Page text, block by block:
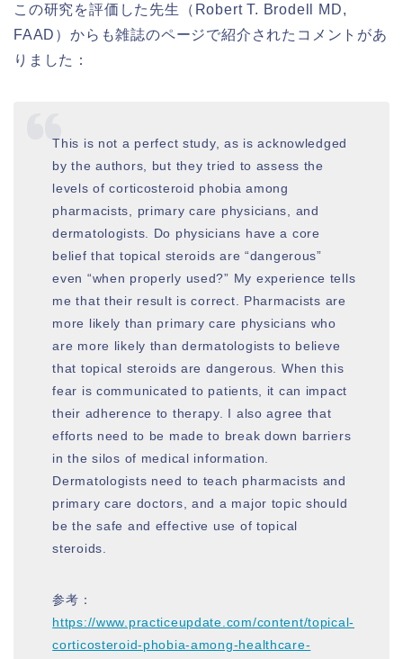
この研究を評価した先生（Robert T. Brodell MD,
FAAD）からも雑誌のページで紹介されたコメントがあ
りました：
This is not a perfect study, as is acknowledged
by the authors, but they tried to assess the
levels of corticosteroid phobia among
pharmacists, primary care physicians, and
dermatologists. Do physicians have a core
belief that topical steroids are “dangerous”
even “when properly used?” My experience tells
me that their result is correct. Pharmacists are
more likely than primary care physicians who
are more likely than dermatologists to believe
that topical steroids are dangerous. When this
fear is communicated to patients, it can impact
their adherence to therapy. I also agree that
efforts need to be made to break down barriers
in the silos of medical information.
Dermatologists need to teach pharmacists and
primary care doctors, and a major topic should
be the safe and effective use of topical
steroids.
参考：
https://www.practiceupdate.com/content/topical-
corticosteroid-phobia-among-healthcare-